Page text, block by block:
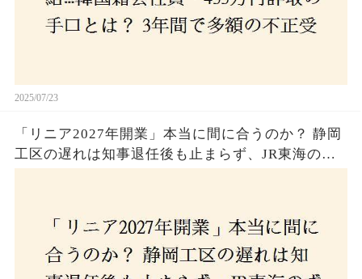
2025/07/23
「リニア2027年開業」本当に間に合うのか？ 静岡
工区の遅れは知事退任後も止まらず、JR東海のず